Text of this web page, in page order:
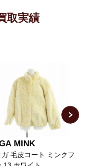
取実績
MINK
毛皮コート ミンクフ